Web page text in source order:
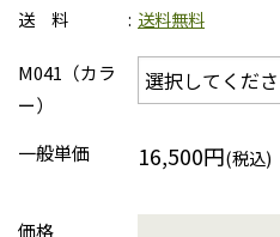
送 料
送料無料
M041（カラ
ー）
一般単価
16,500円(税込)
価格